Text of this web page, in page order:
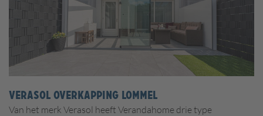
VERASOL OVERKAPPING LOMMEL
Van het merk Verasol heeft Verandahome drie type